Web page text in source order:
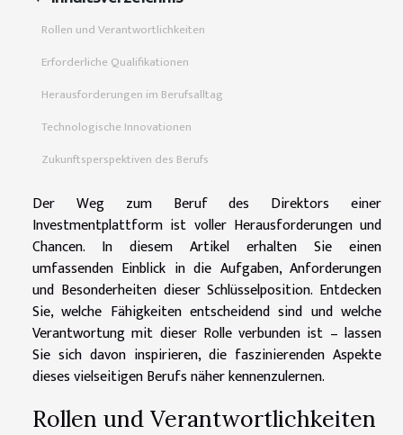
Rollen und Verantwortlichkeiten
Erforderliche Qualifikationen
Herausforderungen im Berufsalltag
Technologische Innovationen
Zukunftsperspektiven des Berufs
Der Weg zum Beruf des Direktors einer
Investmentplattform ist voller Herausforderungen und
Chancen. In diesem Artikel erhalten Sie einen
umfassenden Einblick in die Aufgaben, Anforderungen
und Besonderheiten dieser Schlüsselposition. Entdecken
Sie, welche Fähigkeiten entscheidend sind und welche
Verantwortung mit dieser Rolle verbunden ist – lassen
Sie sich davon inspirieren, die faszinierenden Aspekte
dieses vielseitigen Berufs näher kennenzulernen.
Rollen und Verantwortlichkeiten